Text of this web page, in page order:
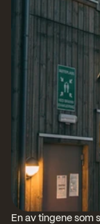
En av tingene som